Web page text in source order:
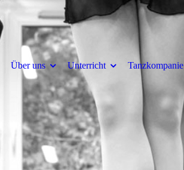
Über uns Unterricht Tanzkompanie